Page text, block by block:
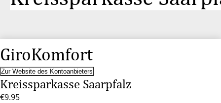
GiroKomfort
Zur Website des Kontoanbieters
Kreissparkasse Saarpfalz
€9.95